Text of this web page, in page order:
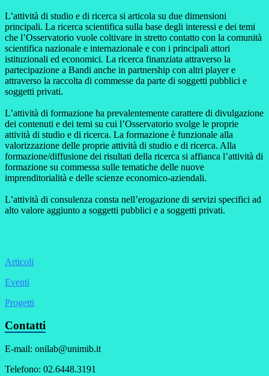
L’attività di studio e di ricerca si articola su due dimensioni
principali. La ricerca scientifica sulla base degli interessi e dei temi
che l’Osservatorio vuole coltivare in stretto contatto con la comunità
scientifica nazionale e internazionale e con i principali attori
istituzionali ed economici. La ricerca finanziata attraverso la
partecipazione a Bandi anche in partnership con altri player e
attraverso la raccolta di commesse da parte di soggetti pubblici e
soggetti privati.
L’attività di formazione ha prevalentemente carattere di divulgazione
dei contenuti e dei temi su cui l’Osservatorio svolge le proprie
attività di studio e di ricerca. La formazione è funzionale alla
valorizzazione delle proprie attività di studio e di ricerca. Alla
formazione/diffusione dei risultati della ricerca si affianca l’attività di
formazione su commessa sulle tematiche delle nuove
imprenditorialità e delle scienze economico-aziendali.
L’attività di consulenza consta nell’erogazione di servizi specifici ad
alto valore aggiunto a soggetti pubblici e a soggetti privati.
Articoli
Eventi
Progetti
Contatti
E-mail: onilab@unimib.it
Telefono: 02.6448.3191